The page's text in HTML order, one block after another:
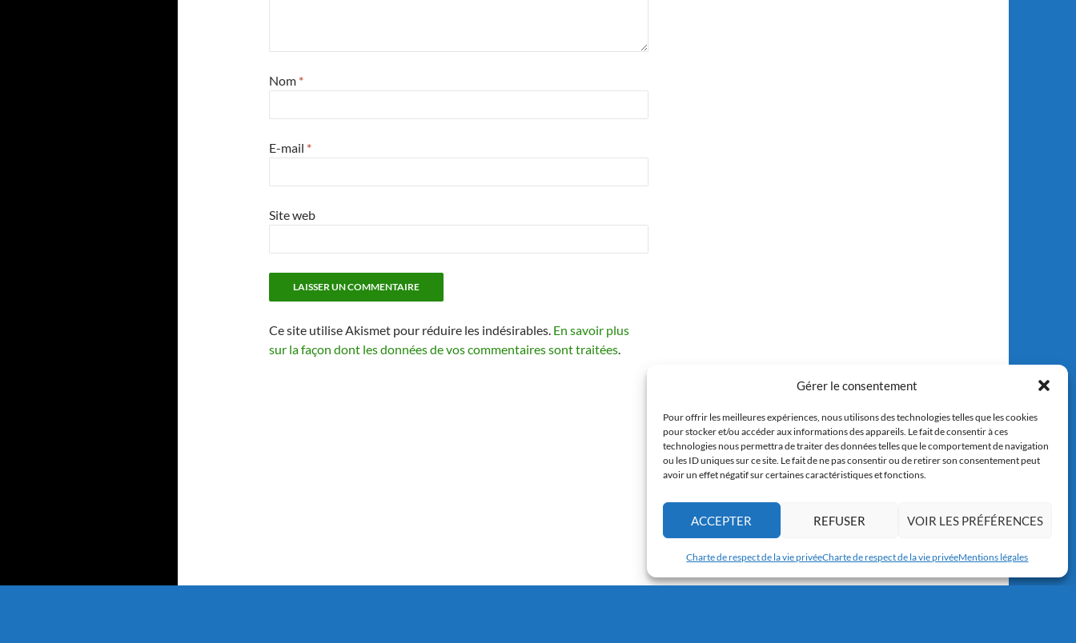
Gérer le consentement
Pour offrir les meilleures expériences, nous utilisons des technologies telles que les cookies
pour stocker et/ou accéder aux informations des appareils. Le fait de consentir à ces
technologies nous permettra de traiter des données telles que le comportement de navigation
ou les ID uniques sur ce site. Le fait de ne pas consentir ou de retirer son consentement peut
avoir un effet négatif sur certaines caractéristiques et fonctions.
ACCEPTER REFUSER VOIR LES PRÉFÉRENCES
Charte de respect de la vie privéeCharte de respect de la vie privéeMentions légales
Nom *
E-mail *
Site web
Ce site utilise Akismet pour réduire les indésirables. En savoir plus
sur la façon dont les données de vos commentaires sont traitées.